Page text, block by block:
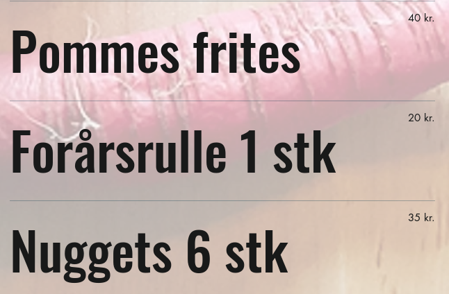
Pommes frites
40 kr.
Forårsrulle 1 stk 20 kr.
Nuggets 6 stk 35 kr.